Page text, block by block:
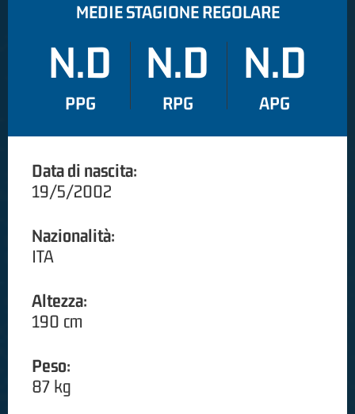
MEDIE STAGIONE REGOLARE
N.D
PPG
N.D
RPG
N.D
APG
Data di nascita:
19/5/2002
Nazionalità:
ITA
Altezza:
190 cm
Peso:
87 kg